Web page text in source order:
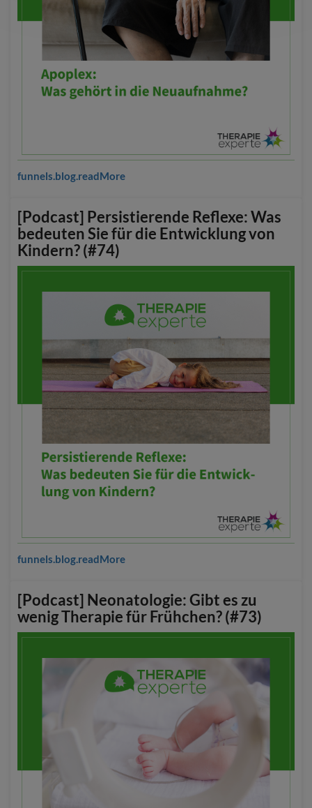
funnels.blog.readMore
[Podcast] Persistierende Reflexe: Was
bedeuten Sie für die Entwicklung von
Kindern? (#74)
funnels.blog.readMore
[Podcast] Neonatologie: Gibt es zu
wenig Therapie für Frühchen? (#73)